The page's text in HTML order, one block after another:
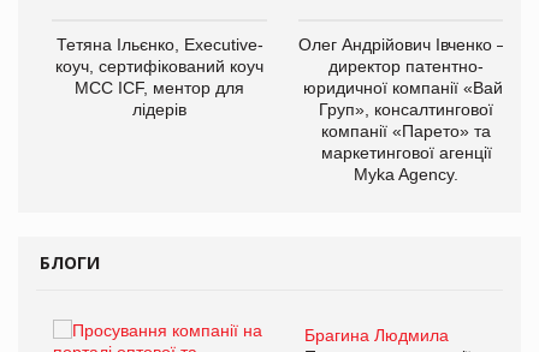
Тетяна Ільєнко, Executive-
коуч, сертифікований коуч
МСС ICF, ментор для
лідерів
Олег Андрійович Івченко —
директор патентно-
юридичної компанії «Вайз
Груп», консалтингової
компанії «Парето» та
маркетингової агенції
Myka Agency.
БЛОГИ
Брагина Людмила